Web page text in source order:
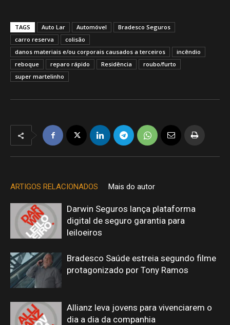
TAGS Auto Lar Automóvel
Bradesco Seguros
carro reserva
colisão
danos materiais e/ou corporais causados a terceiros
incêndio
reboque
reparo rápido Residência
roubo/furto
super martelinho
ARTIGOS RELACIONADOS Mais do autor
Darwin Seguros lança plataforma
digital de seguro garantia para
leiloeiros
Bradesco Saúde estreia segundo filme
protagonizado por Tony Ramos
Allianz leva jovens para vivenciarem o
dia a dia da companhia